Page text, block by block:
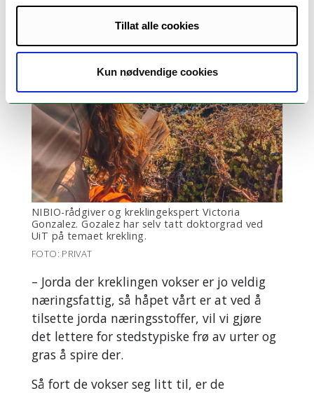
Tillat alle cookies
Kun nødvendige cookies
NIBIO-rådgiver og kreklingekspert Victoria
Gonzalez. Gozalez har selv tatt doktorgrad ved
UiT på temaet krekling.
FOTO: PRIVAT
– Jorda der kreklingen vokser er jo veldig
næringsfattig, så håpet vårt er at ved å
tilsette jorda næringsstoffer, vil vi gjøre
det lettere for stedstypiske frø av urter og
gras å spire der.
Så fort de vokser seg litt til, er de